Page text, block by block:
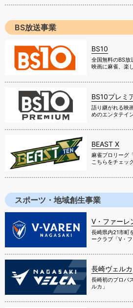
BS放送事業
BS10
全国無料のBS放
映画に麻雀、楽
BS10プレミ
語り継がれる映
めのエンタテイ
BEAST X
麻雀プロリーグ
こちらをチェッ
スポーツ・地域創生事業
V・ファーレ
長崎県内21市町
ークラブ「V・
長崎ヴェルカ
長崎初のプロバ
ルカ」